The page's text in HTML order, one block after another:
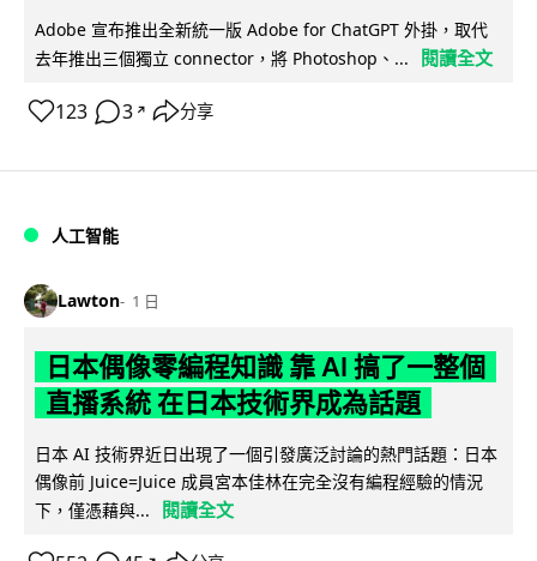
Adobe 宣布推出全新統一版 Adobe for ChatGPT 外掛，取代
去年推出三個獨立 connector，將 Photoshop、...
閱讀全文
123 3 ↗ 分享
人工智能
Lawton 1 日
日本偶像零編程知識 靠 AI 搞了一整個
直播系統 在日本技術界成為話題
日本 AI 技術界近日出現了一個引發廣泛討論的熱門話題：日本
偶像前 Juice=Juice 成員宮本佳林在完全沒有編程經驗的情況
下，僅憑藉與...
閱讀全文